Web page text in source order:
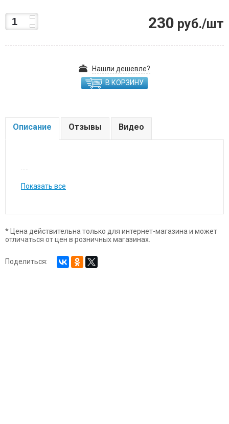
230 руб./шт
Нашли дешевле?
В КОРЗИНУ
Описание Отзывы Видео
Показать все
* Цена действительна только для интернет-магазина и может
отличаться от цен в розничных магазинах.
Поделиться: